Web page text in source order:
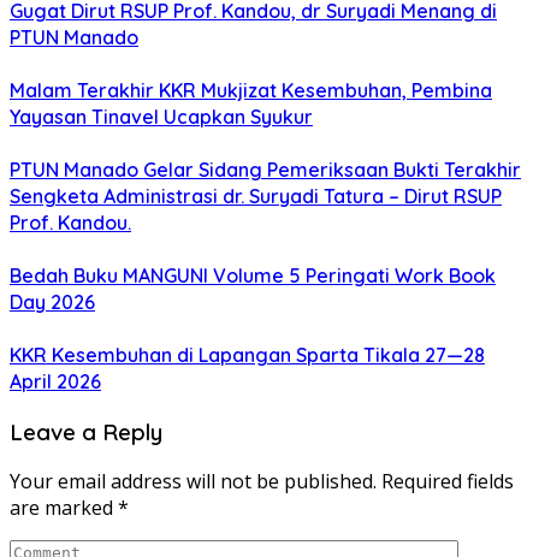
Gugat Dirut RSUP Prof. Kandou, dr Suryadi Menang di
PTUN Manado
Malam Terakhir KKR Mukjizat Kesembuhan, Pembina
Yayasan Tinavel Ucapkan Syukur
PTUN Manado Gelar Sidang Pemeriksaan Bukti Terakhir
Sengketa Administrasi dr. Suryadi Tatura – Dirut RSUP
Prof. Kandou.
Bedah Buku MANGUNI Volume 5 Peringati Work Book
Day 2026
KKR Kesembuhan di Lapangan Sparta Tikala 27—28
April 2026
Leave a Reply
Your email address will not be published. Required fields
are marked *